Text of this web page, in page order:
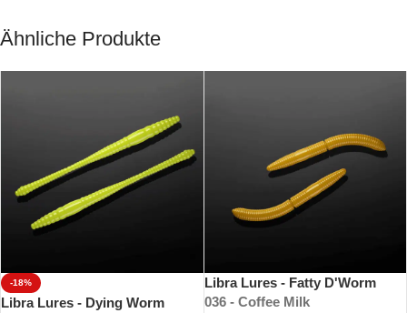
Ähnliche Produkte
-18%
Libra Lures - Dying Worm
Libra Lures - Fatty D'Worm
036 - Coffee Milk